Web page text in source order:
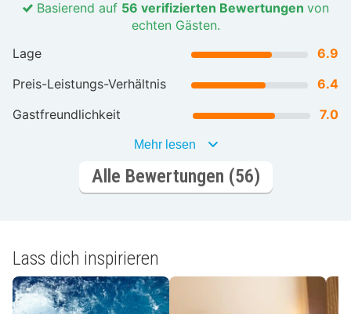
Basierend auf 56 verifizierten Bewertungen von
echten Gästen.
Lage
6.9
Preis-Leistungs-Verhältnis
6.4
Gastfreundlichkeit
7.0
Mehr lesen
Alle Bewertungen (56)
Lass dich inspirieren